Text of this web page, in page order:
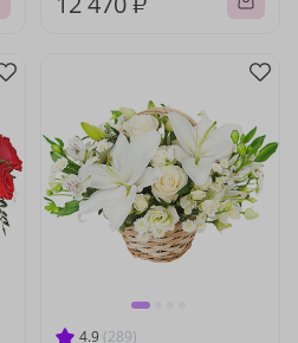
4.9 (289)